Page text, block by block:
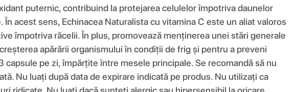
puternic, contribuind la protejarea celulelor împotriva daunelor
acest sens, Echinacea Naturalista cu vitamina C este un aliat valoros
împotriva răcelii. În plus, promovează menținerea unei stări generale
apărării organismului în condiții de frig și pentru a preveni
pe zi, împărțite între mesele principale. Se recomandă să nu
Nu luați după data de expirare indicată pe produs. Nu utilizați ca